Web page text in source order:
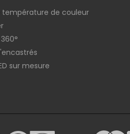
température de couleur
sur mesure